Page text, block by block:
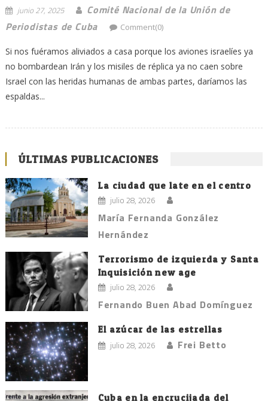
junio 27, 2025
Comité Nacional de la Unión de
Periodistas de Cuba
Comment(0)
Si nos fuéramos aliviados a casa porque los aviones israelíes ya
no bombardean Irán y los misiles de réplica ya no caen sobre
Israel con las heridas humanas de ambas partes, daríamos las
espaldas...
ÚLTIMAS PUBLICACIONES
La ciudad que late en el centro
julio 28, 2026
María Fernanda González
Hernández
Terrorismo de izquierda y Santa
Inquisición new age
julio 28, 2026
Fernando Buen Abad Domínguez
El azúcar de las estrellas
julio 28, 2026 Frei Betto
Cuba en la encrucijada del